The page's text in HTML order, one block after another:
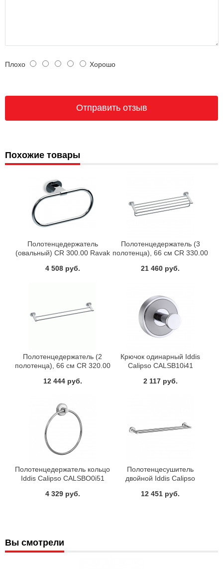
Плохо Хорошо
Похожие товары
Полотенцедержатель
(овальный) CR 300.00 Ravak
4 508 руб.
Полотенцедержатель (3
полотенца), 66 см CR 330.00
21 460 руб.
Полотенцедержатель (2
полотенца), 66 см CR 320.00
12 444 руб.
Крючок одинарный Iddis
Calipso CALSB10i41
2 117 руб.
Полотенцедержатель кольцо
Iddis Calipso CALSBO0i51
4 329 руб.
Полотенцесушитель
двойной Iddis Calipso
12 451 руб.
Вы смотрели